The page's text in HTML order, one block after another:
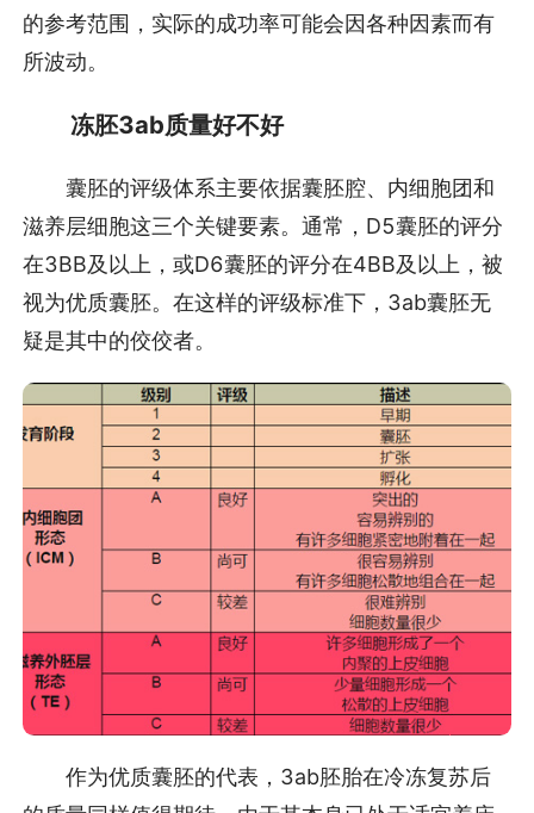
的参考范围，实际的成功率可能会因各种因素而有
所波动。
冻胚3ab质量好不好
囊胚的评级体系主要依据囊胚腔、内细胞团和
滋养层细胞这三个关键要素。通常，D5囊胚的评分
在3BB及以上，或D6囊胚的评分在4BB及以上，被
视为优质囊胚。在这样的评级标准下，3ab囊胚无
疑是其中的佼佼者。
作为优质囊胚的代表，3ab胚胎在冷冻复苏后